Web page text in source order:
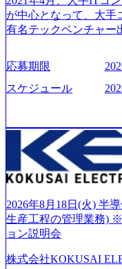
が中心となって、大手
有名テックベンチャー
い」という想いの下で
ーがビジネスの成功に
て、20年以上にわたっ
つ、あらゆる業種・
化を支援するために、
務改善、実行支援な
通貫で提供するのが
ファーム） 社名の由来
ていく”という位置づ
されていたが、現在金
C事業を始め、パブリ
はあるが、社員の興味
応募期限
スケジュール
2026年8月18日(火) 半
生産工程の管理業務)
ョン説明会
株式会社KOKUSAI